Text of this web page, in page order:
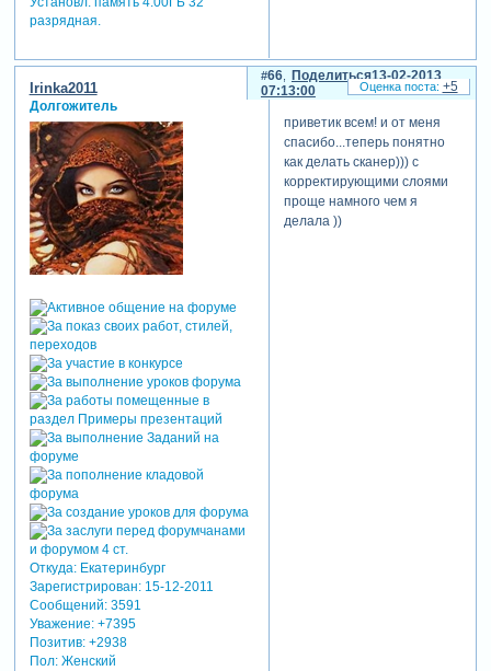
разрядная.
Поделиться
66
13-02-2013
07:13:00
Irinka2011
Долгожитель
Откуда:Екатеринбург
Зарегистрирован: 15-12-2011
Сообщений:3591
Уважение: +7395
Позитив: +2938
Пол:Женский
приветик всем! и от меня
спасибо...теперь понятно
как делать сканер))) с
корректирующими слоями
проще намного чем я
делала ))
+5